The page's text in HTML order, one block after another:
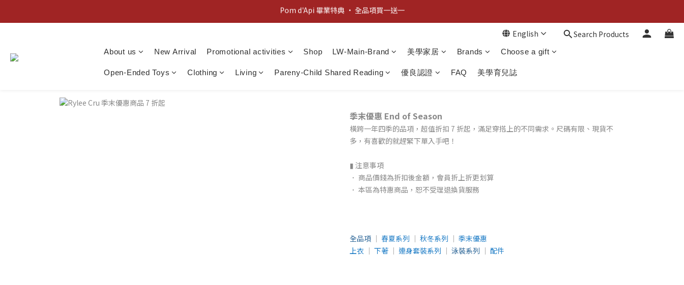
新客歡迎禮：輸入 "welcome10" 享首單九折！
新客歡迎禮：輸入 "welcome10" 享首單九折！
English Search Products
About us New Arrival Promotional activities Shop LW-Main-Brand 美學家居 Brands Choose a gift
Open-Ended Toys Clothing Living Pareny-Child Shared Reading 優良認證 FAQ 美學育兒誌
季末優惠 End of Season
橫跨一年四季的品項，超值折扣 7 折起，滿足穿搭上的不同需求。尺碼有限、現貨不
多，有喜歡的就趕緊下單入手吧！
▮ 注意事項
． 商品價錢為折扣後金額，會員折上折更划算
． 本區為特惠商品，恕不受理退換貨服務
全品項 │ 春夏系列 │ 秋冬系列 │ 季末優惠
上衣 │ 下著 │ 連身套裝系列 │ 泳裝系列 │ 配件